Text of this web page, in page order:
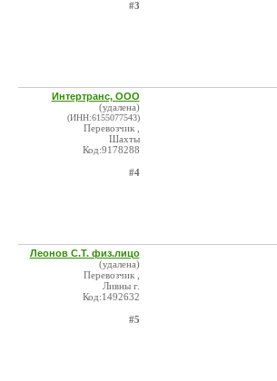
#3
Интертранс, ООО
(удалена)
(ИНН:6155077543)
Перевозчик ,
Шахты
Код:9178288
#4
Леонов С.Т. физ.лицо
(удалена)
Перевозчик ,
Ливны г.
Код:1492632
#5